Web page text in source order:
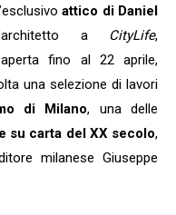
attico di Daniel
a CityLife,
fino al 22 aprile,
una selezione di lavori
di Milano, una delle
su carta del XX secolo,
milanese Giuseppe